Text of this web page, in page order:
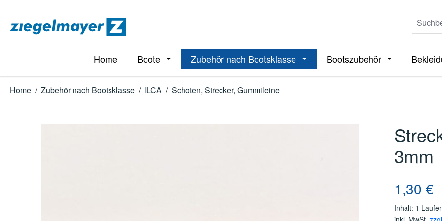
Home Boote Öffne oder Schließe das Dropdown der Kategorie Boote
Zubehör nach Bootsklasse Öffne oder Schließe das Dropdown
Bootszubehör Öffne oder
Home / Zubehör nach Bootsklasse / ILCA / Schoten, Strecker, Gummileine
3mm
Regulärer
1,30 €
Inhalt: 1
inkl. MwSt.